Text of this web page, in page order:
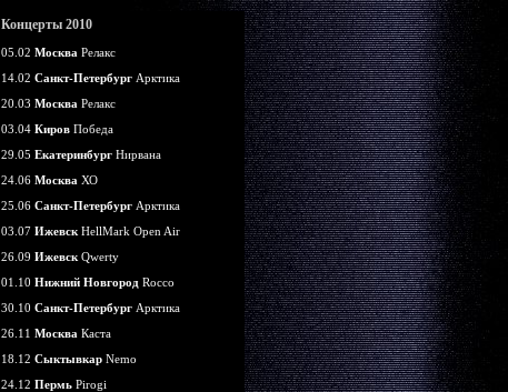
Концерты 2010
05.02 Москва Релакс
14.02 Санкт-Петербург Арктика
20.03 Москва Релакс
03.04 Киров Победа
29.05 Екатеринбург Нирвана
24.06 Москва ХО
25.06 Санкт-Петербург Арктика
03.07 Ижевск HellMark Open Air
26.09 Ижевск Qwerty
01.10 Нижний Новгород Rocco
30.10 Санкт-Петербург Арктика
26.11 Москва Каста
18.12 Сыктывкар Nemo
24.12 Пермь Pirogi